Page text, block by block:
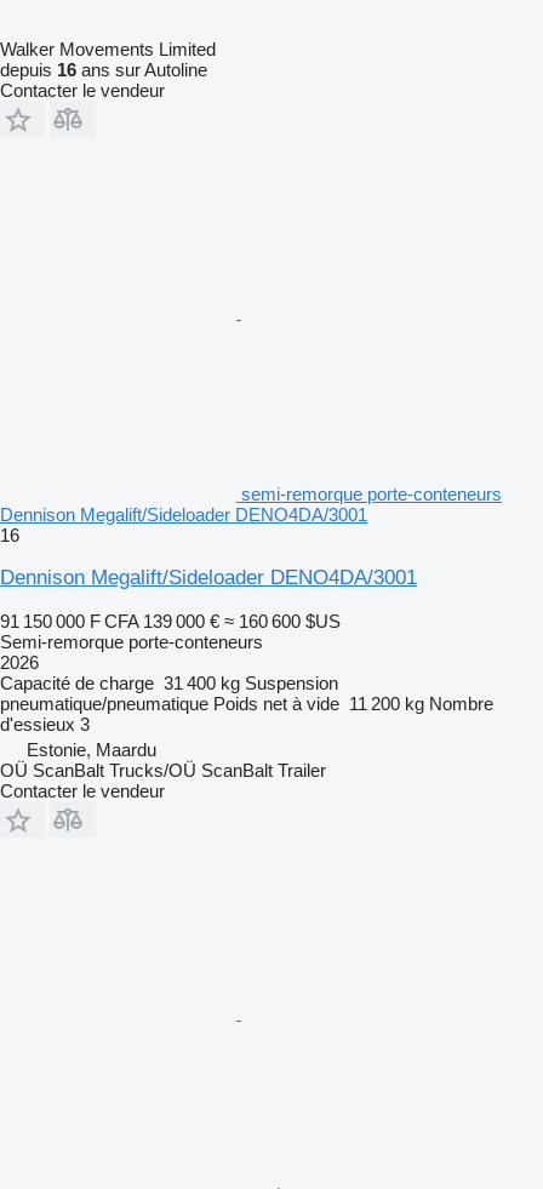
Walker Movements Limited
depuis 16 ans sur Autoline
Contacter le vendeur
semi-remorque porte-conteneurs
Dennison Megalift/Sideloader DENO4DA/3001
16
Dennison Megalift/Sideloader DENO4DA/3001
91 150 000 F CFA 139 000 € ≈ 160 600 $US
Semi-remorque porte-conteneurs
2026
Capacité de charge 31 400 kg Suspension
pneumatique/pneumatique Poids net à vide 11 200 kg Nombre
d'essieux 3
Estonie, Maardu
OÜ ScanBalt Trucks/OÜ ScanBalt Trailer
Contacter le vendeur